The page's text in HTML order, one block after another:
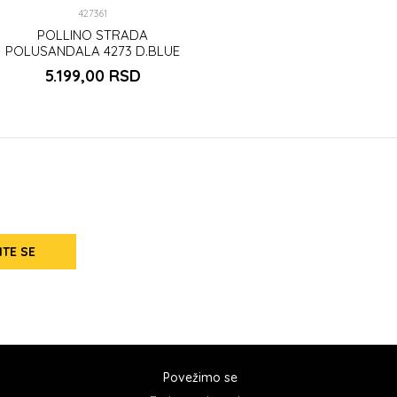
427361
POLLINO STRADA
POLUSANDALA 4273 D.BLUE
5.199,00 RSD
SE
Povežimo se